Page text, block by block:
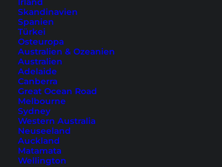
Irland
Skandinavien
Spanien
Türkei
Osteuropa
Australien & Ozeanien
Australien
Adelaide
Canberra
Great Ocean Road
Melbourne
Sydney
Western Australia
Neuseeland
Auckland
Matamata
Wellington
25 Dinge, die du auf den
Gili-Inseln tun kannst